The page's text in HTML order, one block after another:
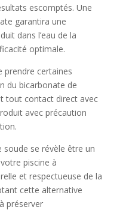
escomptés. Une
garantira une
dans l’eau de la
optimale.
prendre certaines
du bicarbonate de
tout contact direct avec
avec précaution
se révèle être un
piscine à
et respectueuse de la
cette alternative
préserver